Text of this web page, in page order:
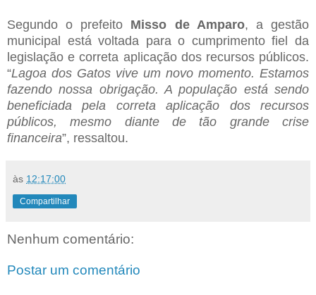
Segundo o prefeito Misso de Amparo, a gestão
municipal está voltada para o cumprimento fiel da
legislação e correta aplicação dos recursos públicos.
“Lagoa dos Gatos vive um novo momento. Estamos
fazendo nossa obrigação. A população está sendo
beneficiada pela correta aplicação dos recursos
públicos, mesmo diante de tão grande crise
financeira”, ressaltou.
às 12:17:00
Compartilhar
Nenhum comentário:
Postar um comentário